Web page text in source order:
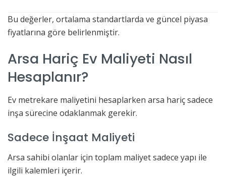
Bu değerler, ortalama standartlarda ve güncel piyasa
fiyatlarına göre belirlenmiştir.
Arsa Hariç Ev Maliyeti Nasıl
Hesaplanır?
Ev metrekare maliyetini hesaplarken arsa hariç sadece
inşa sürecine odaklanmak gerekir.
Sadece İnşaat Maliyeti
Arsa sahibi olanlar için toplam maliyet sadece yapı ile
ilgili kalemleri içerir.